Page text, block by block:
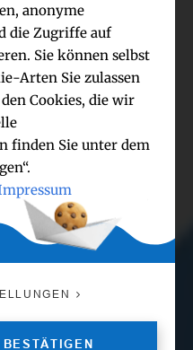
anonyme
die Zugriffe auf
Sie können selbst
Arten Sie zulassen
Cookies, die wir
finden Sie unter dem